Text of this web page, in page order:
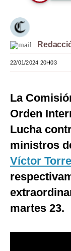
Tendencias
Lujo
Viajes
Moda
EEUU
México
España
Internacional
Tecnología
22/01/2024 20H03
La
Orden
Lucha
ministros
Víctor
martes 23.